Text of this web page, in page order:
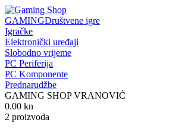
GAMINGDruštvene igre
Igračke
Elektronički uređaji
Slobodno vrijeme
PC Periferija
PC Komponente
Prednarudžbe
GAMING SHOP VRANOVIĆ
0.00 kn
2 proizvoda